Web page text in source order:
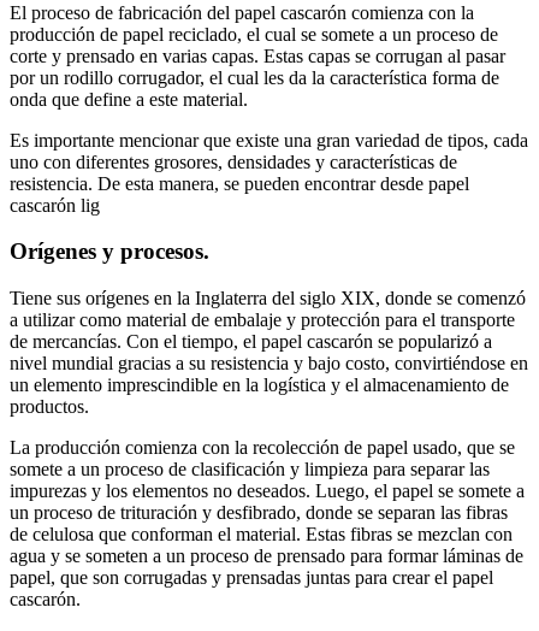
El proceso de fabricación del papel cascarón comienza con la
producción de papel reciclado, el cual se somete a un proceso de
corte y prensado en varias capas. Estas capas se corrugan al pasar
por un rodillo corrugador, el cual les da la característica forma de
onda que define a este material.
Es importante mencionar que existe una gran variedad de tipos, cada
uno con diferentes grosores, densidades y características de
resistencia. De esta manera, se pueden encontrar desde papel
cascarón lig
Orígenes y procesos.
Tiene sus orígenes en la Inglaterra del siglo XIX, donde se comenzó
a utilizar como material de embalaje y protección para el transporte
de mercancías. Con el tiempo, el papel cascarón se popularizó a
nivel mundial gracias a su resistencia y bajo costo, convirtiéndose en
un elemento imprescindible en la logística y el almacenamiento de
productos.
La producción comienza con la recolección de papel usado, que se
somete a un proceso de clasificación y limpieza para separar las
impurezas y los elementos no deseados. Luego, el papel se somete a
un proceso de trituración y desfibrado, donde se separan las fibras
de celulosa que conforman el material. Estas fibras se mezclan con
agua y se someten a un proceso de prensado para formar láminas de
papel, que son corrugadas y prensadas juntas para crear el papel
cascarón.